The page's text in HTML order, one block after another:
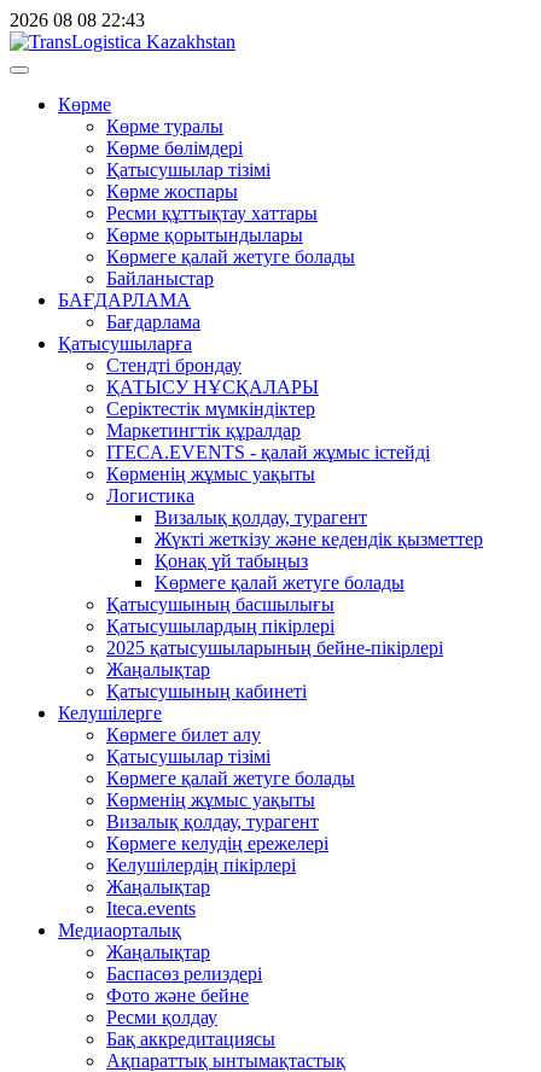
2026 08 08 22:43
Көрме
Көрме туралы
Көрме бөлімдері
Қатысушылар тізімі
Көрме жоспары
Ресми құттықтау хаттары
Көрме қорытындылары
Көрмеге қалай жетуге болады
Байланыстар
БАҒДАРЛАМА
Бағдарлама
Қатысушыларға
Стендті брондау
ҚАТЫСУ НҰСҚАЛАРЫ
Серіктестік мүмкіндіктер
Маркетингтік құралдар
ITECA.EVENTS - қалай жұмыс істейді
Көрменің жұмыс уақыты
Логистика
Визалық қолдау, турагент
Жүкті жеткізу және кедендік қызметтер
Қонақ үй табыңыз
Kөрмеге қалай жетуге болады
Қатысушының басшылығы
Қатысушылардың пікірлері
2025 қатысушыларының бейне-пікірлері
Жаңалықтар
Қатысушының кабинеті
Келушілерге
Көрмеге билет алу
Қатысушылар тізімі
Көрмеге қалай жетуге болады
Көрменің жұмыс уақыты
Визалық қолдау, турагент
Көрмеге келудің ережелері
Келушілердің пікірлері
Жаңалықтар
Iteca.events
Медиаорталық
Жаңалықтар
Баспасөз релиздері
Фото және бейне
Ресми қолдау
Бақ аккредитациясы
Ақпараттық ынтымақтастық